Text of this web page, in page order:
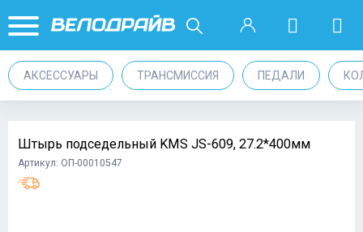
АКСЕССУАРЫ ТРАНСМИССИЯ ПЕДАЛИ
Штырь подседельный KMS JS-609, 27.2*400мм
Артикул: ОП-00010547